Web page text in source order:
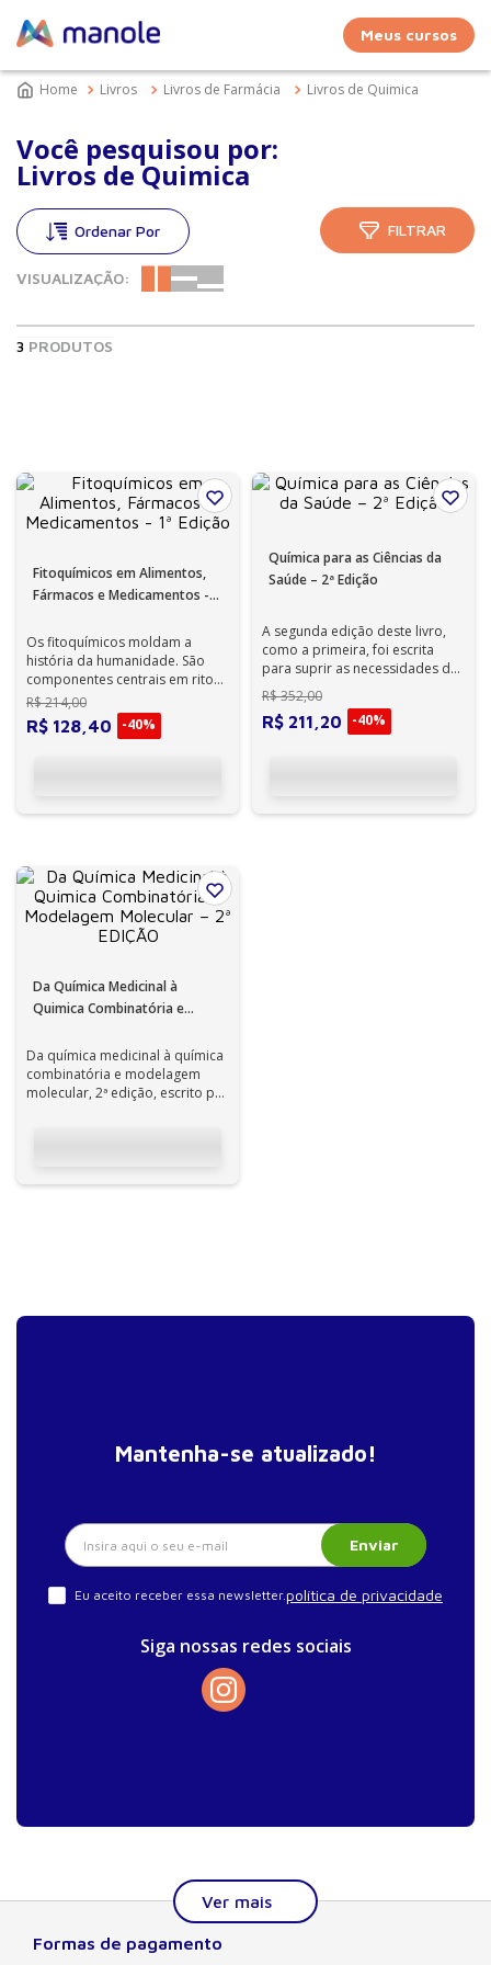
Meus cursos
Livros Livros de Farmácia Livros de Quimica
Você pesquisou por:
Livros de Quimica
VISUALIZAÇÃO:
FILTRAR
3 PRODUTOS
Fitoquímicos em Alimentos,
Fármacos e Medicamentos -
Os fitoquímicos moldam a
história da humanidade. São
componentes centrais em ritos
e remédios populares,
participando e...
R$214,00
R$ 128 40 -40%
Química para as Ciências da
Saúde – 2ª Edição
A segunda edição deste livro,
como a primeira, foi escrita
para suprir as necessidades de
estudantes ligados à área de s...
R$352,00
R$ 211 20 -40%
Da Química Medicinal à
Quimica Combinatória e
EDIÇÃO
Da química medicinal à química
combinatória e modelagem
molecular, 2ª edição, escrito por
Mantenha-se atualizado!
Enviar
Eu aceito receber essa newsletter.política de privacidade
Siga nossas redes sociais
Formas de pagamento